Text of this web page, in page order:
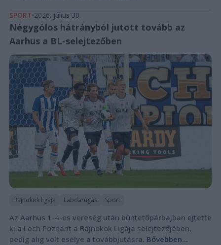
SPORT 2026. július 30.
Négygólos hátrányból jutott tovább az
Aarhus a BL-selejtezőben
Bajnokok ligája Labdarúgás Sport
Az Aarhus 1-4-es vereség után büntetőpárbajban ejtette
ki a Lech Poznant a Bajnokok Ligája selejtezőjében,
pedig alig volt esélye a továbbjutásra. Bővebben...